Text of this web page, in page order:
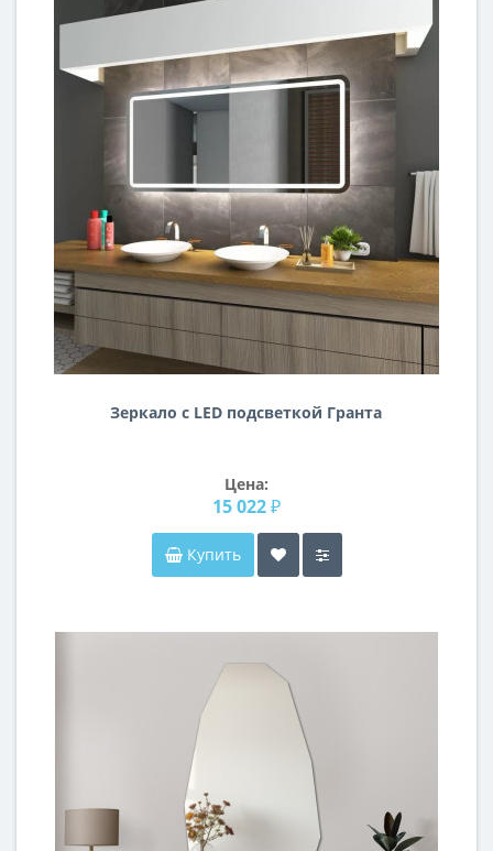
Зеркало с LED подсветкой Гранта
Цена:
15 022 ₽
Купить